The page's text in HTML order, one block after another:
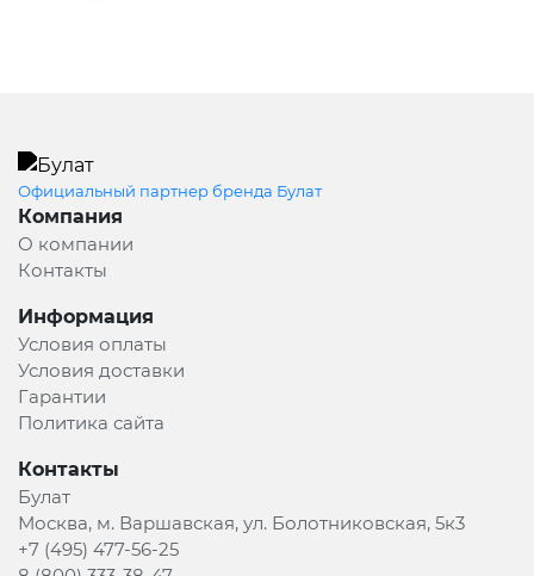
Официальный партнер бренда Булат
Компания
О компании
Контакты
Информация
Условия оплаты
Условия доставки
Гарантии
Политика сайта
Контакты
Булат
Москва, м. Варшавская, ул. Болотниковская, 5к3
+7 (495) 477-56-25